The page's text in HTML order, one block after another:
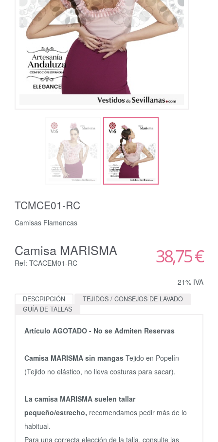
TCMCE01-RC
Camisas Flamencas
Camisa MARISMA
Ref: TCACEM01-RC 38,75 €
21% IVA
DESCRIPCIÓN
TEJIDOS / CONSEJOS DE LAVADO
GUÍA DE TALLAS
Artículo AGOTADO - No se Admiten Reservas
Camisa MARISMA sin mangas Tejido en Popelín
(Tejido no elástico, no lleva costuras para sacar).
La camisa MARISMA suelen tallar
pequeño/estrecho, recomendamos pedir más de lo
habitual.
Para una correcta elección de la talla, consulte las